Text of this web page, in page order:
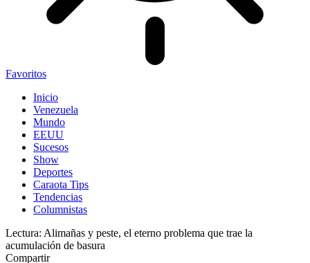
Favoritos
Inicio
Venezuela
Mundo
EEUU
Sucesos
Show
Deportes
Caraota Tips
Tendencias
Columnistas
Lectura: Alimañas y peste, el eterno problema que trae la
acumulación de basura
Compartir